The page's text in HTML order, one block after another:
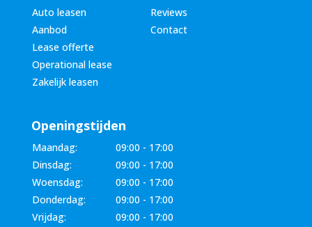
Auto leasen
Reviews
Aanbod
Contact
Lease offerte
Operational lease
Zakelijk leasen
Openingstijden
Maandag:
09:00 - 17:00
Dinsdag:
09:00 - 17:00
Woensdag:
09:00 - 17:00
Donderdag:
09:00 - 17:00
Vrijdag:
09:00 - 17:00